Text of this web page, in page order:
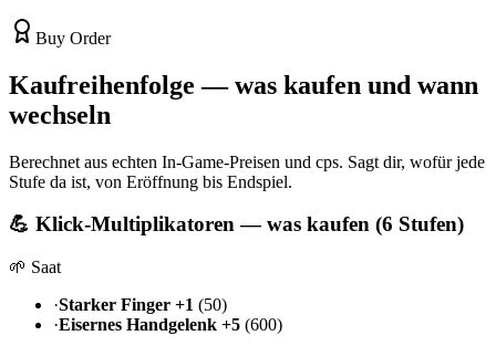
Buy Order
Kaufreihenfolge — was kaufen und wann
wechseln
Berechnet aus echten In-Game-Preisen und cps. Sagt dir, wofür jede
Stufe da ist, von Eröffnung bis Endspiel.
💪 Klick-Multiplikatoren — was kaufen (6 Stufen)
🌱 Saat
·Starker Finger +1 (50)
·Eisernes Handgelenk +5 (600)